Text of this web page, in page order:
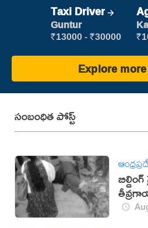
Taxi Driver
Guntur
₹13000 - ₹30000
Explore
సంబంధిత పోస్ట్